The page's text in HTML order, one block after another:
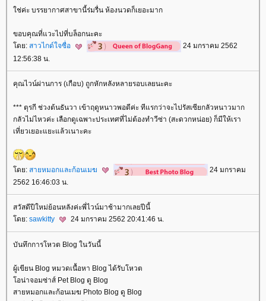
ช่ค่ะ บรรยากาศสาขานี้ร่มรื่น ห้องนวดก็เยอะมาก
ขอบคุณที่แวะไปที่บล็อกนะคะ
ดย: สาวไกด์ใจซื่อ
24 มกราคม 2562
12:56:38 น.
คุณไวน์ผ่านการ (เกือบ) ถูกหักหลังหลายรอบเลยนะคะ
*** ตุรกี ช่วงต้นธันวา เข้าฤดูหนาวพอดีค่ะ ทีแรกว่าจะไปรัสเซียกลัวหนาวมาก
กลัวไม่ไหวค่ะ เลือกดูเฉพาะประเทศที่ไม่ต้องทำวีซ่า (สะดวกหน่อย) ก็มีให้เรา
เที่ยวเยอะแยะแล้วเนาะคะ
ดย: สายหมอกและก้อนเมฆ
24 มกราคม
2562 16:46:03 น.
สวัสดีปีใหม่ย้อนหลังค่ะพี่ไวน์มาช้ามากเลยปีนี้
ดย: sawkitty 24 มกราคม 2562 20:41:46 น.
บันทึกการโหวต Blog ในวันนี้
ผู้เขียน Blog หมวดเนื้อหา Blog ได้รับโหวต
อน่าจอมซ่าส์ Pet Blog ดู Blog
สายหมอกและก้อนเมฆ Photo Blog ดู Blog